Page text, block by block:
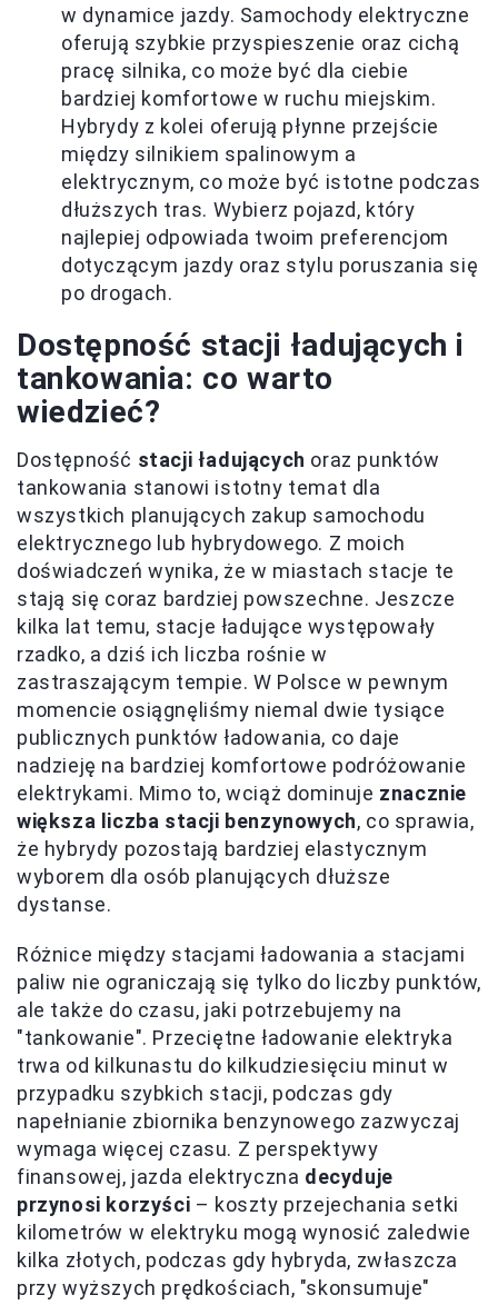
w dynamice jazdy. Samochody elektryczne
oferują szybkie przyspieszenie oraz cichą
pracę silnika, co może być dla ciebie
bardziej komfortowe w ruchu miejskim.
Hybrydy z kolei oferują płynne przejście
między silnikiem spalinowym a
elektrycznym, co może być istotne podczas
dłuższych tras. Wybierz pojazd, który
najlepiej odpowiada twoim preferencjom
dotyczącym jazdy oraz stylu poruszania się
po drogach.
Dostępność stacji ładujących i
tankowania: co warto
wiedzieć?
Dostępność stacji ładujących oraz punktów
tankowania stanowi istotny temat dla
wszystkich planujących zakup samochodu
elektrycznego lub hybrydowego. Z moich
doświadczeń wynika, że w miastach stacje te
stają się coraz bardziej powszechne. Jeszcze
kilka lat temu, stacje ładujące występowały
rzadko, a dziś ich liczba rośnie w
zastraszającym tempie. W Polsce w pewnym
momencie osiągnęliśmy niemal dwie tysiące
publicznych punktów ładowania, co daje
nadzieję na bardziej komfortowe podróżowanie
elektrykami. Mimo to, wciąż dominuje znacznie
większa liczba stacji benzynowych, co sprawia,
że hybrydy pozostają bardziej elastycznym
wyborem dla osób planujących dłuższe
dystanse.
Różnice między stacjami ładowania a stacjami
paliw nie ograniczają się tylko do liczby punktów,
ale także do czasu, jaki potrzebujemy na
"tankowanie". Przeciętne ładowanie elektryka
trwa od kilkunastu do kilkudziesięciu minut w
przypadku szybkich stacji, podczas gdy
napełnianie zbiornika benzynowego zazwyczaj
wymaga więcej czasu. Z perspektywy
finansowej, jazda elektryczna decyduje
przynosi korzyści – koszty przejechania setki
kilometrów w elektryku mogą wynosić zaledwie
kilka złotych, podczas gdy hybryda, zwłaszcza
przy wyższych prędkościach, "skonsumuje"